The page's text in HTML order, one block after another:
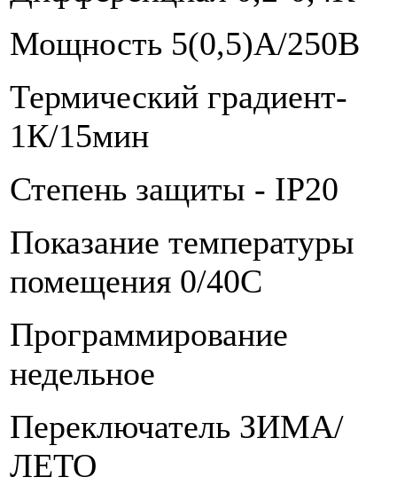
Мощность 5(0,5)А/250В
Термический градиент-
1К/15мин
Степень защиты - IP20
Показание температуры
помещения 0/40С
Программирование
недельное
Переключатель ЗИМА/
ЛЕТО